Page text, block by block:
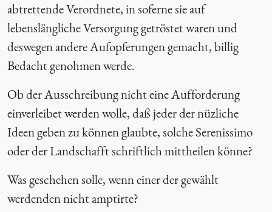
abtrettende Verordnete, in soferne sie auf
lebenslängliche Versorgung getröstet waren und
deswegen andere Aufopferungen gemacht, billig
Bedacht genohmen werde.
Ob der Ausschreibung nicht eine Aufforderung
einverleibet werden wolle, daß jeder der nüzliche
Ideen geben zu können glaubte, solche Serenissimo
oder der Landschafft schriftlich mittheilen könne?
Was geschehen solle, wenn einer der gewählt
werdenden nicht amptirte?